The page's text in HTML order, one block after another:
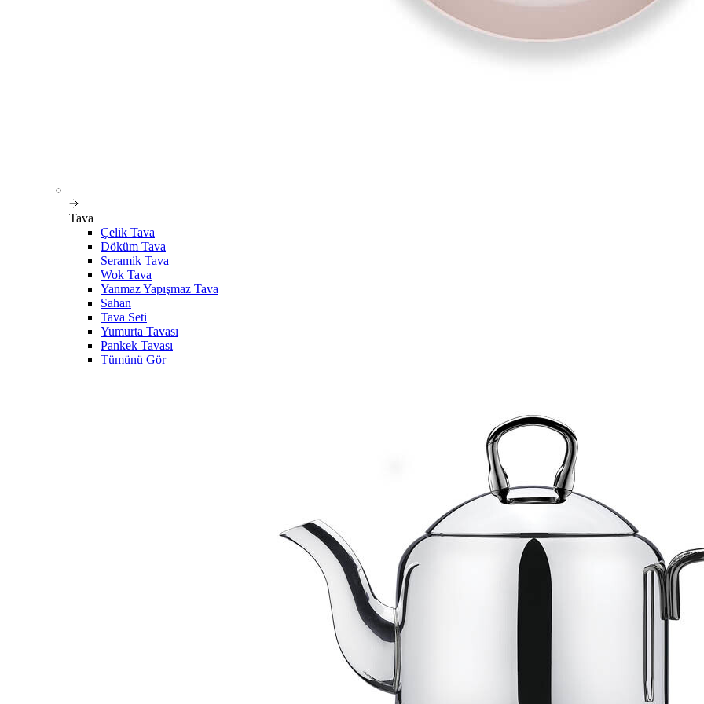
Tava
Çelik Tava
Döküm Tava
Seramik Tava
Wok Tava
Yanmaz Yapışmaz Tava
Sahan
Tava Seti
Yumurta Tavası
Pankek Tavası
Tümünü Gör